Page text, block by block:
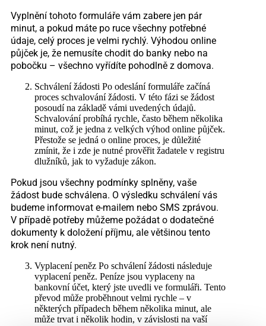
Vyplnění tohoto formuláře vám zabere jen pár
minut, a pokud máte po ruce všechny potřebné
údaje, celý proces je velmi rychlý. Výhodou online
půjček je, že nemusíte chodit do banky nebo na
pobočku – všechno vyřídíte pohodlně z domova.
Schválení žádosti Po odeslání formuláře začíná
proces schvalování žádosti. V této fázi se žádost
posoudí na základě vámi uvedených údajů.
Schvalování probíhá rychle, často během několika
minut, což je jedna z velkých výhod online půjček.
Přestože se jedná o online proces, je důležité
zmínit, že i zde je nutné prověřit žadatele v registru
dlužníků, jak to vyžaduje zákon.
Pokud jsou všechny podmínky splněny, vaše
žádost bude schválena. O výsledku schválení vás
budeme informovat e-mailem nebo SMS zprávou.
V případě potřeby můžeme požádat o dodatečné
dokumenty k doložení příjmu, ale většinou tento
krok není nutný.
Vyplacení peněz Po schválení žádosti následuje
vyplacení peněz. Peníze jsou vyplaceny na
bankovní účet, který jste uvedli ve formuláři. Tento
převod může proběhnout velmi rychle – v
některých případech během několika minut, ale
může trvat i několik hodin, v závislosti na vaší